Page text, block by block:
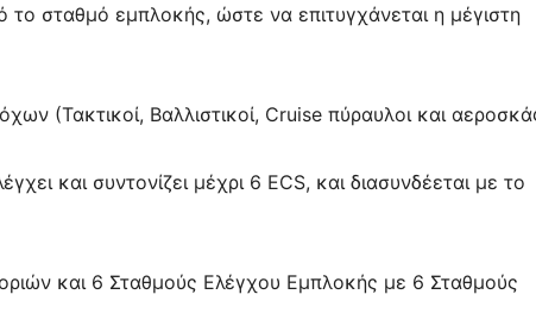
σταθμό εμπλοκής, ώστε να επιτυγχάνεται η μέγιστη
(Τακτικοί, Βαλλιστικοί, Cruise πύραυλοι και
και συντονίζει μέχρι 6 ECS, και διασυνδέεται με το
και 6 Σταθμούς Ελέγχου Εμπλοκής με 6 Σταθμούς